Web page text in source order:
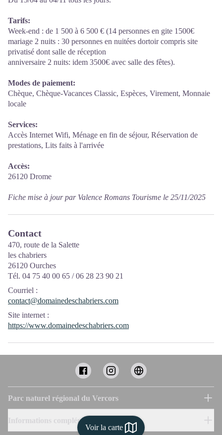
Voir la carte
Tarifs:
Week-end : de 1 500 à 6 500 € (14 personnes en gite 1500€
mariage 2 nuits : 30 personnes en nuitées dortoir compris site
privatisé dont salle de réception
anniversaire 2 nuits: idem 3500€ avec salle des fêtes).
Modes de paiement:
Chèque, Chèque-Vacances Classic, Espèces, Virement, Monnaie
locale
Services:
Accès Internet Wifi, Ménage en fin de séjour, Réservation de
prestations, Lits faits à l'arrivée
Accès:
26120 Drome
Fiche mise à jour par Valence Romans Tourisme le 25/11/2025
Contact
470, route de la Salette
les chabriers
26120 Ourches
Tél. 04 75 40 00 65 / 06 28 23 90 21
Courriel :
contact@domainedeschabriers.com
Site internet :
https://www.domainedeschabriers.com
Parc naturel régional du Vercors
Informations complémentaires